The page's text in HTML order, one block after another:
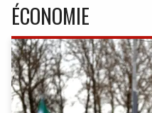
ÉCONOMIE